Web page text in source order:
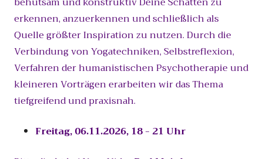
erkennen, anzuerkennen und schließlich als
Quelle größter Inspiration zu nutzen. Durch die
Verbindung von Yogatechniken, Selbstreflexion,
Verfahren der humanistischen Psychotherapie und
kleineren Vorträgen erarbeiten wir das Thema
tiefgreifend und praxisnah.
Freitag, 06.11.2026, 18 - 21 Uhr